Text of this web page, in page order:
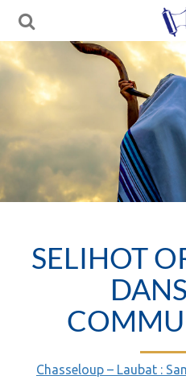
SELIHOT
Chasseloup – Laubat :